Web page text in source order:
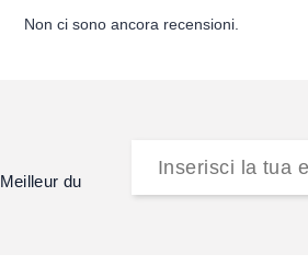
Non ci sono ancora recensioni.
du